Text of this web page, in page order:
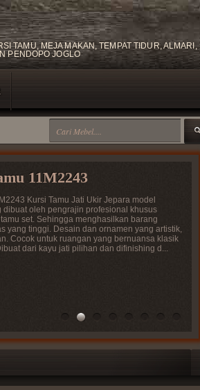
TAMU, MEJA MAKAN, TEMPAT TIDUR, ALMARI,
PENDOPO JOGLO
11M2243
Kursi Tamu Jati Ukir Jepara model
dibuat oleh pengrajin profesional khusus
set. Sehingga menghasilkan barang
yang tinggi. Desain dan ornamen yang artistik,
Cocok untuk ruangan yang bernuansa klasik
dari kayu jati pilihan dan difinishing d...